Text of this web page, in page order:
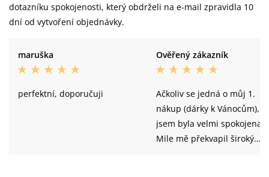
dotazníku spokojenosti, který obdrželi na e-mail zpravidla 10
dní od vytvoření objednávky.
maruška
perfektní, doporučuji
Ověřený zákazník
Ačkoliv se jedná o můj 1.
nákup (dárky k Vánocům),
jsem byla velmi spokojena.
Mile mě překvapil široký